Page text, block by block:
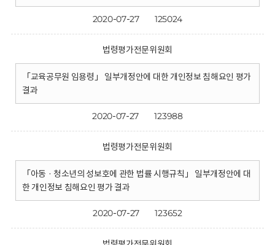
2020-07-27 125024
법령평가전문위원회
「교육공무원 임용령」 일부개정안에 대한 개인정보 침해요인 평가
결과
2020-07-27 123988
법령평가전문위원회
「아동 · 청소년의 성보호에 관한 법률 시행규칙」 일부개정안에 대
한 개인정보 침해요인 평가 결과
2020-07-27 123652